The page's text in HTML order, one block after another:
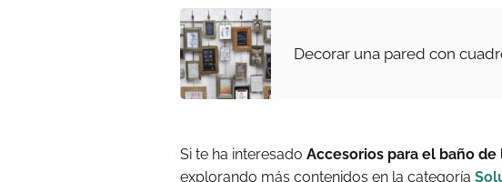
Decorar una pared con
Si te ha interesado Accesorios para el baño de
explorando más contenidos en la categoría